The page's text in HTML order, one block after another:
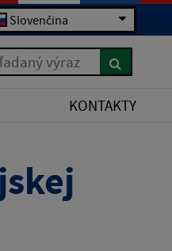
Slovenčina
výraz
KONTAKTY